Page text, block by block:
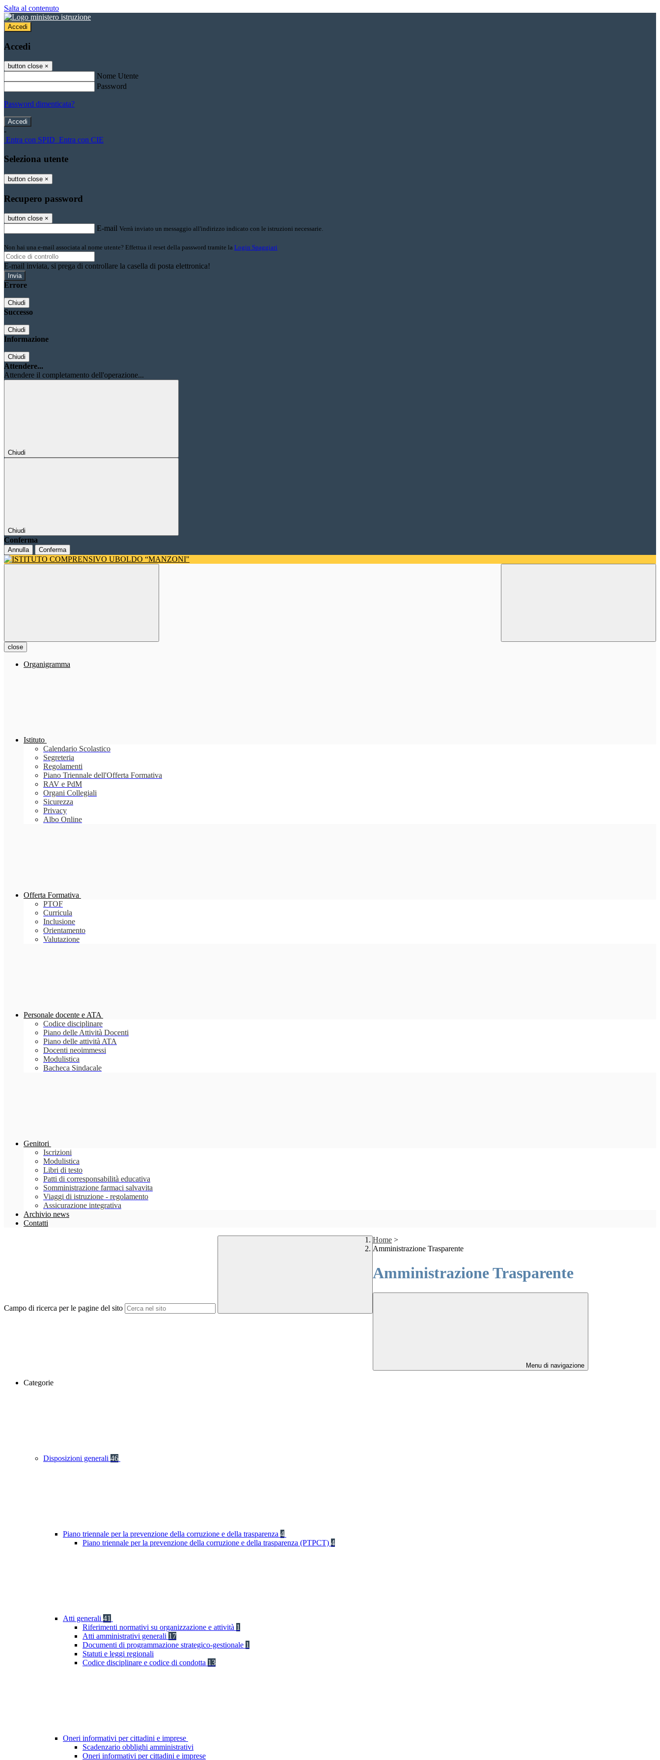
Salta al contenuto
Accedi
Accedi
button close ×
Nome Utente
Password
Password dimenticata?
-
Entra con SPID Entra con CIE
Seleziona utente
button close ×
Recupero password
button close ×
E-mail Verrà inviato un messaggio all'indirizzo indicato con le istruzioni necessarie.
Non hai una e-mail associata al nome utente? Effettua il reset della password tramite la Login Spaggiari
E-mail inviata, si prega di controllare la casella di posta elettronica!
Errore
Chiudi
Successo
Chiudi
Informazione
Chiudi
Attendere...
Attendere il completamento dell'operazione...
Chiudi
Chiudi
Conferma
Annulla Conferma
close
Organigramma
Istituto
Calendario Scolastico
Segreteria
Regolamenti
Piano Triennale dell'Offerta Formativa
RAV e PdM
Organi Collegiali
Sicurezza
Privacy
Albo Online
Offerta Formativa
PTOF
Curricula
Inclusione
Orientamento
Valutazione
Personale docente e ATA
Codice disciplinare
Piano delle Attività Docenti
Piano delle attività ATA
Docenti neoimmessi
Modulistica
Bacheca Sindacale
Genitori
Iscrizioni
Modulistica
Libri di testo
Patti di corresponsabilità educativa
Somministrazione farmaci salvavita
Viaggi di istruzione - regolamento
Assicurazione integrativa
Archivio news
Contatti
Campo di ricerca per le pagine del sito
Home >
Amministrazione Trasparente
Amministrazione Trasparente
Menu di navigazione
Categorie
Disposizioni generali 46
Piano triennale per la prevenzione della corruzione e della trasparenza 4
Piano triennale per la prevenzione della corruzione e della trasparenza (PTPCT) 4
Atti generali 41
Riferimenti normativi su organizzazione e attività 1
Atti amministrativi generali 17
Documenti di programmazione strategico-gestionale 1
Statuti e leggi regionali
Codice disciplinare e codice di condotta 13
Oneri informativi per cittadini e imprese
Scadenzario obblighi amministrativi
Oneri informativi per cittadini e imprese